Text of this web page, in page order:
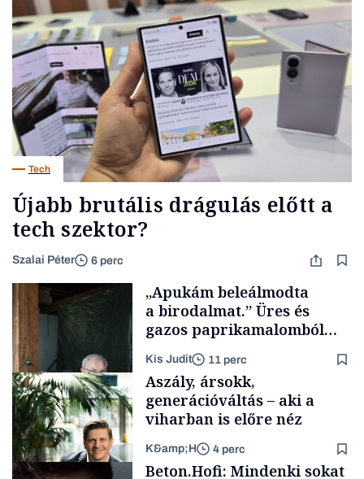
Tech
Újabb brutális drágulás előtt a
tech szektor?
Szalai Péter 6 perc
Családi
vállalkozások
„Apukám beleálmodta
a birodalmat.” Üres és
gazos paprikamalomból
lett az igazi családi
fűszersztori
Kis Judit 11 perc
Aszály, ársokk,
generációváltás – aki a
viharban is előre néz
K&amp;H 4 perc
Beton.Hofi: Mindenki sokat